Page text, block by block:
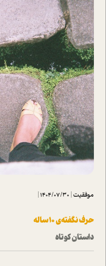
موفقیت|
1404/07/30
|
حرف نگفته‌ی 10 ساله
داستان کوتاه